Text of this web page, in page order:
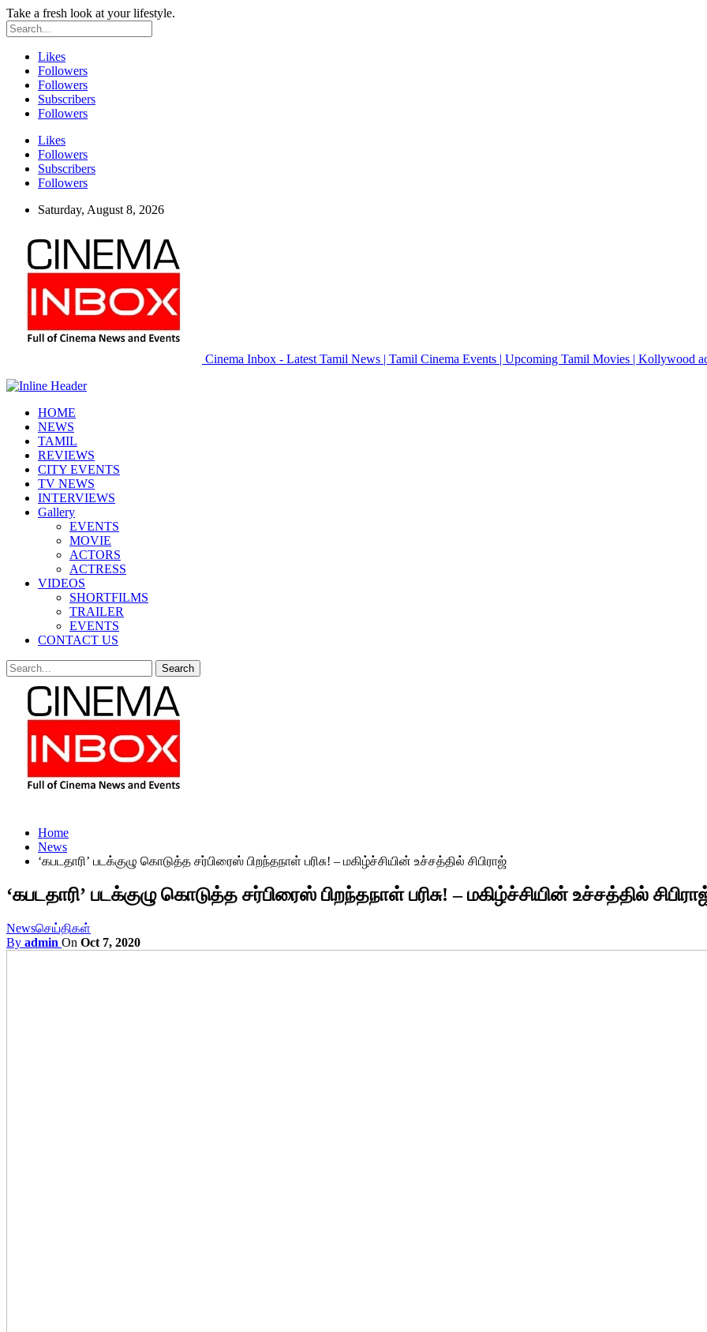
Take a fresh look at your lifestyle.
Likes
Followers
Followers
Subscribers
Followers
Likes
Followers
Subscribers
Followers
Saturday, August 8, 2026
Cinema Inbox - Latest Tamil News | Tamil Cinema Events | Upcoming Tamil Movies | Kollywood
HOME
NEWS
TAMIL
REVIEWS
CITY EVENTS
TV NEWS
INTERVIEWS
Gallery
EVENTS
MOVIE
ACTORS
ACTRESS
VIDEOS
SHORTFILMS
TRAILER
EVENTS
CONTACT US
Home
News
‘கபடதாரி’ படக்குழு கொடுத்த சர்பிரைஸ் பிறந்தநாள் பரிசு! – மகிழ்ச்சியின் உச்சத்தில் சிபிராஜ்
‘கபடதாரி’ படக்குழு கொடுத்த சர்பிரைஸ் பிறந்தநாள் பரிசு! – மகிழ்ச்சியின் உச்சத்தில்
Newsசெய்திகள்
By admin On Oct 7, 2020